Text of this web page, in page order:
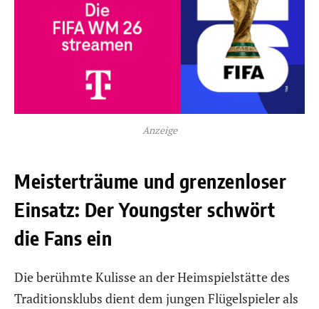
Anzeige
Meisterträume und grenzenloser
Einsatz: Der Youngster schwört
die Fans ein
Die berühmte Kulisse an der Heimspielstätte des
Traditionsklubs dient dem jungen Flügelspieler als